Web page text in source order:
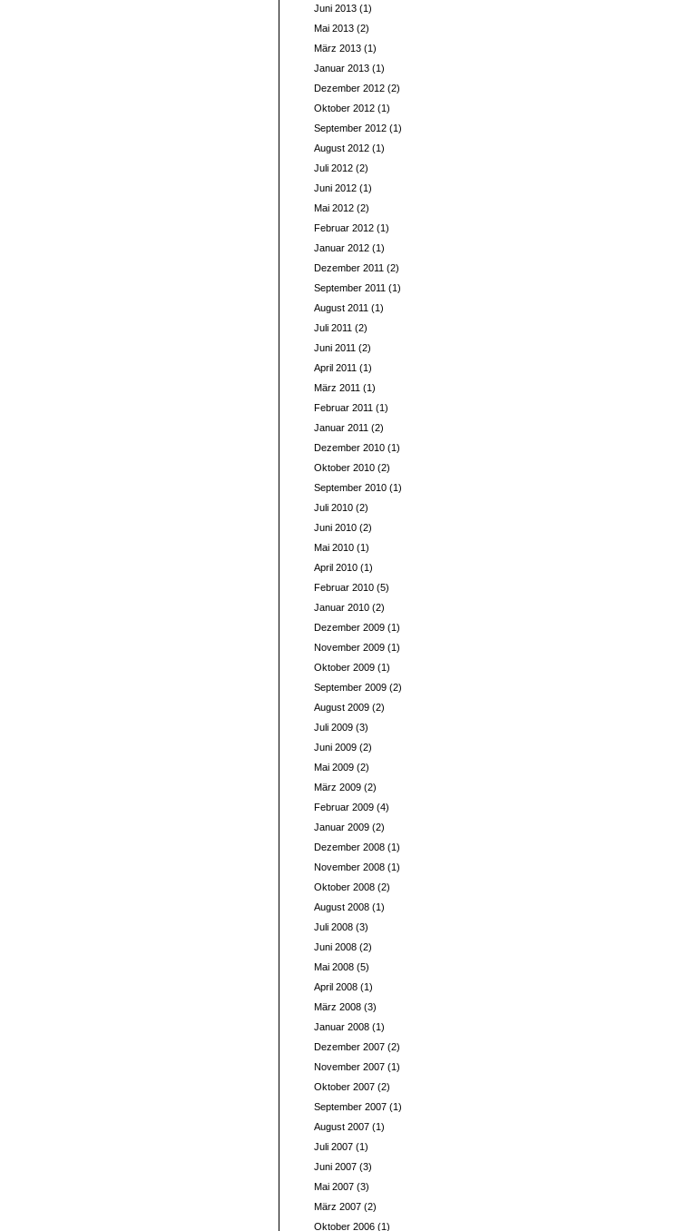
Juni 2013(1)
Mai 2013(2)
März 2013(1)
Januar 2013(1)
Dezember 2012(2)
Oktober 2012(1)
September 2012(1)
August 2012(1)
Juli 2012(2)
Juni 2012(1)
Mai 2012(2)
Februar 2012(1)
Januar 2012(1)
Dezember 2011 (2)
September 2011 (1)
August 2011 (1)
Juli 2011 (2)
Juni 2011 (2)
April 2011 (1)
März 2011 (1)
Februar 2011 (1)
Januar 2011 (2)
Dezember 2010(1)
Oktober 2010(2)
September 2010(1)
Juli 2010(2)
Juni 2010(2)
Mai 2010(1)
April 2010(1)
Februar 2010(5)
Januar 2010(2)
Dezember 2009(1)
November 2009(1)
Oktober 2009(1)
September 2009(2)
August 2009(2)
Juli 2009(3)
Juni 2009(2)
Mai 2009(2)
März 2009(2)
Februar 2009(4)
Januar 2009(2)
Dezember 2008(1)
November 2008(1)
Oktober 2008(2)
August 2008(1)
Juli 2008(3)
Juni 2008(2)
Mai 2008(5)
April 2008(1)
März 2008(3)
Januar 2008(1)
Dezember 2007(2)
November 2007(1)
Oktober 2007(2)
September 2007(1)
August 2007(1)
Juli 2007(1)
Juni 2007(3)
Mai 2007(3)
März 2007(2)
Oktober 2006(1)